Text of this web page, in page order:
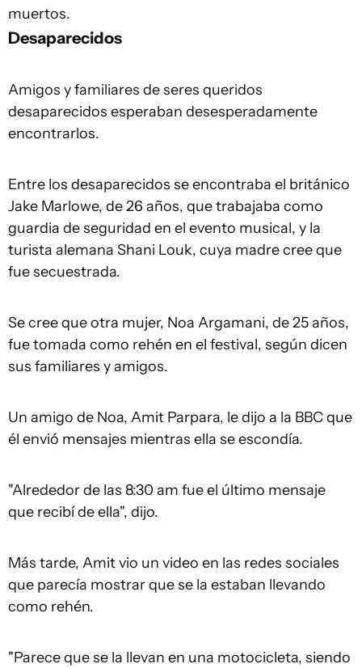
muertos.
Desaparecidos
Amigos y familiares de seres queridos
desaparecidos esperaban desesperadamente
encontrarlos.
Entre los desaparecidos se encontraba el británico
Jake Marlowe, de 26 años, que trabajaba como
guardia de seguridad en el evento musical, y la
turista alemana Shani Louk, cuya madre cree que
fue secuestrada.
Se cree que otra mujer, Noa Argamani, de 25 años,
fue tomada como rehén en el festival, según dicen
sus familiares y amigos.
Un amigo de Noa, Amit Parpara, le dijo a la BBC que
él envió mensajes mientras ella se escondía.
"Alrededor de las 8:30 am fue el último mensaje
que recibí de ella", dijo.
Más tarde, Amit vio un video en las redes sociales
que parecía mostrar que se la estaban llevando
como rehén.
"Parece que se la llevan en una motocicleta, siendo